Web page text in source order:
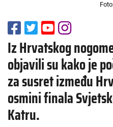
Iz Hrvatskog
objavili su kako je
za susret između
osmini finala
Katru.